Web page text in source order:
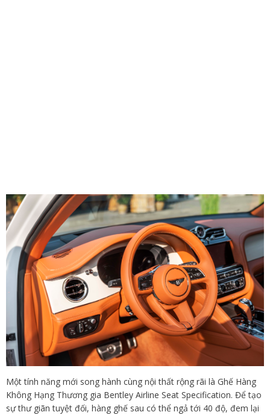
Một tính năng mới song hành cùng nội thất rộng rãi là Ghế Hàng
Không Hạng Thương gia Bentley Airline Seat Specification. Để tạo
sự thư giãn tuyệt đối, hàng ghế sau có thể ngả tới 40 độ, đem lại